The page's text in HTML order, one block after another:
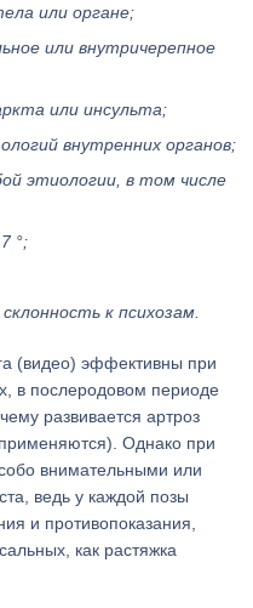
или органе;
или внутричерепное
или инсульта;
внутренних органов;
этиологии, в том числе
°;
к психозам.
(видео) эффективны при
в послеродовом периоде
развивается артроз
Однако при
внимательными или
ведь у каждой позы
и противопоказания,
как растяжка